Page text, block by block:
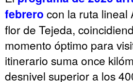
febrero con la ruta lineal
flor de Tejeda,
momento óptimo para
itinerario suma once
desnivel superior a los